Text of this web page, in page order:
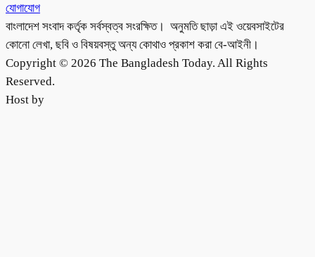
যোগাযোগ
বাংলাদেশ সংবাদ কর্তৃক সর্বস্বত্ব সংরক্ষিত। অনুমতি ছাড়া এই ওয়েবসাইটের
কোনো লেখা, ছবি ও বিষয়বস্তু অন্য কোথাও প্রকাশ করা বে-আইনী।
Copyright © 2026 The Bangladesh Today. All Rights
Reserved.
Host by